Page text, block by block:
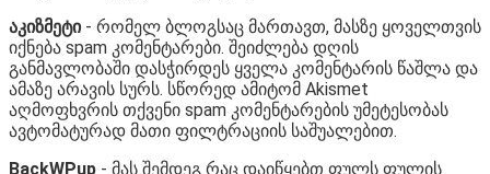
აკიზმეტი- რომელ ბლოგსაც მართავთ, მასზე ყოველთვის
იქნება spam კომენტარები. შეიძლება დღის
განმავლობაში დასჭირდეს ყველა კომენტარის წაშლა და
ამაზე არავის სურს. სწორედ ამიტომ Akismet
აღმოფხვრის თქვენი spam კომენტარების უმეტესობას
ავტომატურად მათი ფილტრაციის საშუალებით.
BackWPup - მას შემდეგ რაც დაიწყებთ ფულს ფულის